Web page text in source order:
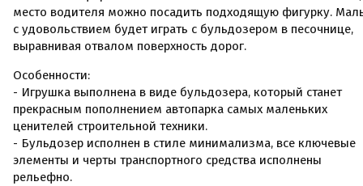
место водителя можно посадить подходящую фигурку.
с удовольствием будет играть с бульдозером в песочнице,
выравнивая отвалом поверхность дорог.
Особенности:
- Игрушка выполнена в виде бульдозера, который станет
прекрасным пополнением автопарка самых маленьких
ценителей строительной техники.
- Бульдозер исполнен в стиле минимализма, все ключевые
элементы и черты транспортного средства исполнены
рельефно.